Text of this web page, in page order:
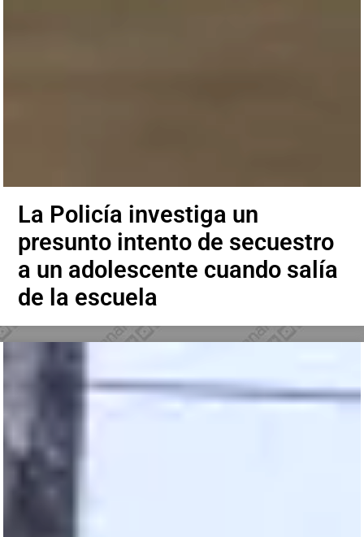
La Policía investiga un
presunto intento de secuestro
a un adolescente cuando salía
de la escuela